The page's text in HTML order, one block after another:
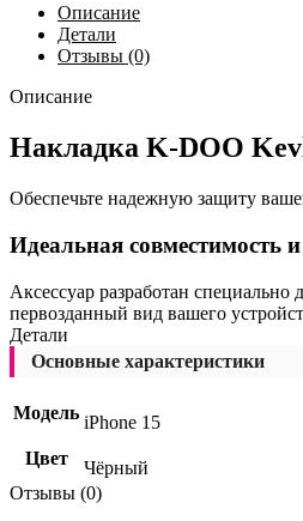
Описание
Детали
Отзывы (0)
Описание
Накладка K-DOO
Обеспечьте надежную защиту
Идеальная совместимость
Аксессуар разработан специально
первозданный вид вашего
Детали
Основные характеристики
Модель iPhone 15
Цвет
Чёрный
Отзывы (0)